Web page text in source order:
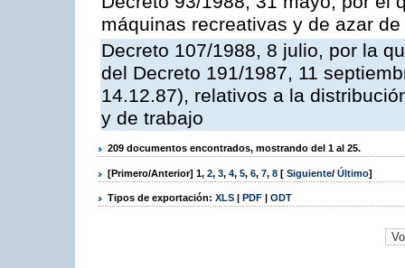
máquinas recreativas y de azar
Decreto 107/1988, 8 julio, por la
del Decreto 191/1987, 11
14.12.87), relativos a la
y de trabajo
209 documentos encontrados, mostrando del 1 al 25.
[Primero/Anterior] 1, 2, 3, 4, 5, 6, 7, 8 [ Siguiente/ Último]
Tipos de exportación: XLS | PDF | ODT